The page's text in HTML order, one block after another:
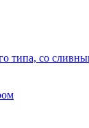
типа, со